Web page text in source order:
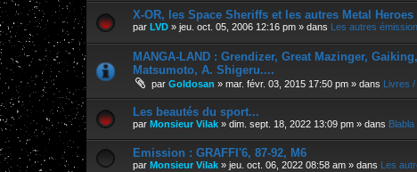
X-OR, les Space Sheriffs et les autres Metal Heroes
par LVD » jeu. oct. 05, 2006 12:16 pm » dans Les autres
MANGA-LAND : Grendizer, Great Mazinger,
Matsumoto, A. Shigeru....
par Goldosan » mar. févr. 03, 2015 17:50 pm » dans Livres
Les beautés du sport...
par Monsieur Vilak » dim. sept. 18, 2022 13:09 pm » dans Blabla
Emission : GRAFFI'6, 87-92, M6
par Monsieur Vilak » jeu. oct. 06, 2022 08:58 am » dans Les